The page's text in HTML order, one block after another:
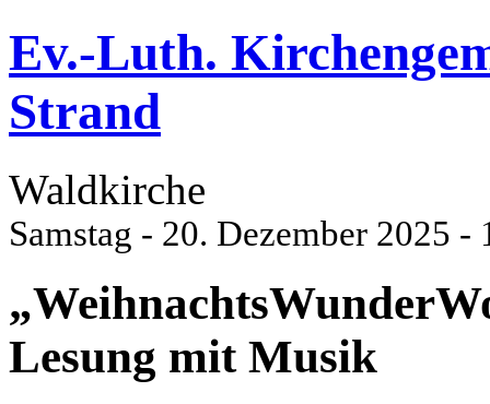
Ev.-Luth.
Strand
Waldkirche
Samstag - 20. Dezember 2025 -
Lesung mit Musik